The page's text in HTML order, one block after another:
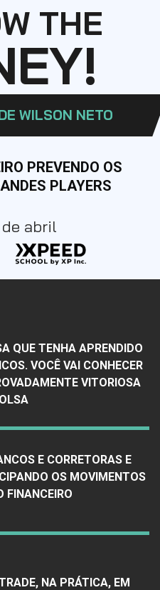
THE
WILSON NETO
PREVENDO OS
PLAYERS
abril
QUE TENHA APRENDIDO
VOCÊ VAI CONHECER
VITORIOSA
E CORRETORAS E
OS MOVIMENTOS
FINANCEIRO
NA PRÁTICA, EM